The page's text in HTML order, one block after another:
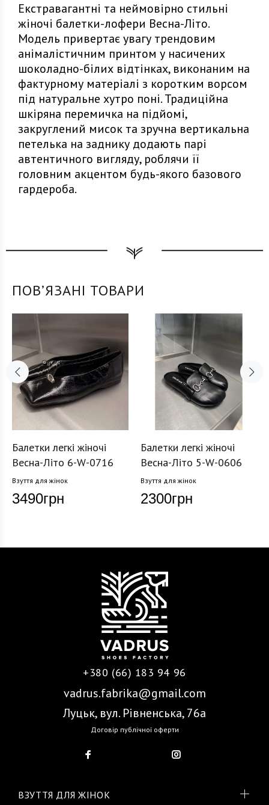
Екстравагантні та неймовірно стильні
жіночі балетки-лофери Весна-Літо.
Модель привертає увагу трендовим
анімалістичним принтом у насичених
шоколадно-білих відтінках, виконаним на
фактурному матеріалі з коротким ворсом
під натуральне хутро поні. Традиційна
шкіряна перемичка на підйомі,
закруглений мисок та зручна вертикальна
петелька на заднику додають парі
автентичного вигляду, роблячи її
головним акцентом будь-якого базового
гардероба.
ПОВʼЯЗАНІ ТОВАРИ
Балетки легкі жіночі
Весна-Літо 6-W-0716
Взуття для жінок
3490грн
Балетки легкі жіночі
Весна-Літо 5-W-0606
Взуття для жінок
2300грн
+380 (66) 183 94 96
vadrus.fabrika@gmail.com
Луцьк, вул. Рівненська, 76а
Договір публічної оферти
ВЗУТТЯ ДЛЯ ЖІНОК